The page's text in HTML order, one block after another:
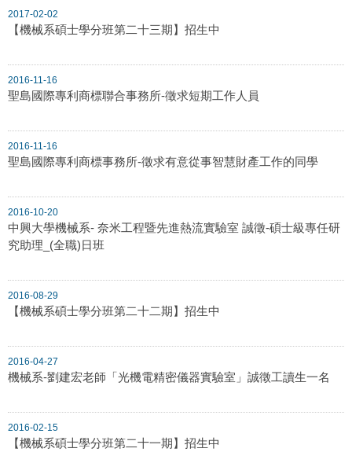
2017-02-02
【機械系碩士學分班第二十三期】招生中
2016-11-16
聖島國際專利商標聯合事務所-徵求短期工作人員
2016-11-16
聖島國際專利商標事務所-徵求有意從事智慧財產工作的同學
2016-10-20
中興大學機械系- 奈米工程暨先進熱流實驗室 誠徵-碩士級專任研
究助理_(全職)日班
2016-08-29
【機械系碩士學分班第二十二期】招生中
2016-04-27
機械系-劉建宏老師「光機電精密儀器實驗室」誠徵工讀生一名
2016-02-15
【機械系碩士學分班第二十一期】招生中